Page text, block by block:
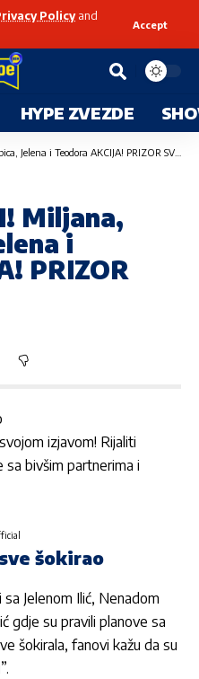
Policyand
Accept
HYPE ZVEZDE
i Teodora AKCIJA! PRIZOR SVE ŠOKIRAO!
Miljana,
i
PRIZOR
izjavom! Rijaliti
sa bivšim partnerima i
šokirao
Jelenom Ilić, Nenadom
gdje su pravili planove sa
šokirala, fanovi kažu da su